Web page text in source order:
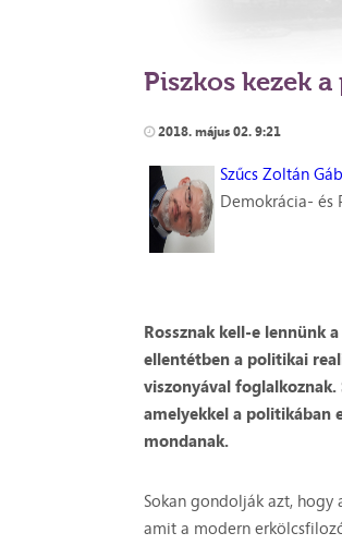
Piszkos kezek
2018. május 02. 9:21
Szűcs Zoltán
Demokrácia- és
Rossznak kell-e lennünk
ellentétben a politikai
viszonyával
amelyekkel a politikában
mondanak.
Sokan gondolják azt,
amit a modern